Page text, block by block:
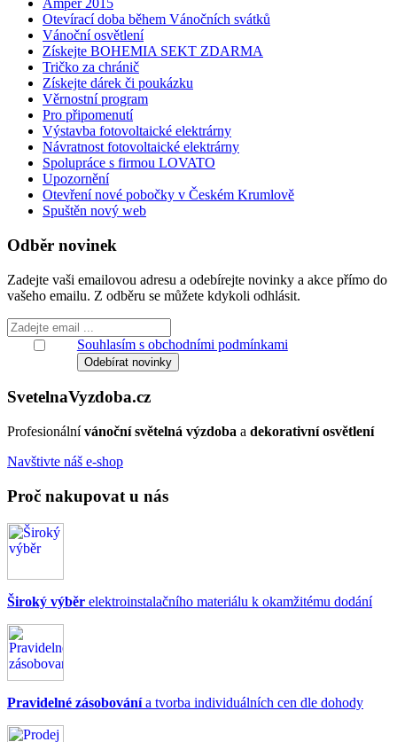
Amper 2015
Otevírací doba během Vánočních svátků
Vánoční osvětlení
Získejte BOHEMIA SEKT ZDARMA
Tričko za chránič
Získejte dárek či poukázku
Věrnostní program
Pro připomenutí
Výstavba fotovoltaické elektrárny
Návratnost fotovoltaické elektrárny
Spolupráce s firmou LOVATO
Upozornění
Otevření nové pobočky v Českém Krumlově
Spuštěn nový web
Odběr novinek
Zadejte vaši emailovou adresu a odebírejte novinky a akce přímo do
vašeho emailu. Z odběru se můžete kdykoli odhlásit.
Souhlasím s obchodními podmínkami
SvetelnaVyzdoba.cz
Profesionálnívánoční světelná výzdoba a dekorativní osvětlení
Navštivte náš e-shop
Proč nakupovat u nás
Široký výběr elektroinstalačního materiálu k okamžitému dodání
Pravidelné zásobovánía tvorba individuálních cen dle dohody